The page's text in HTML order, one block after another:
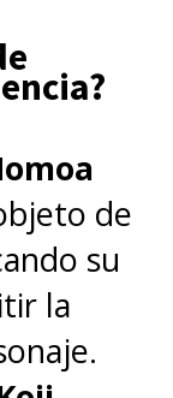
de
su
la